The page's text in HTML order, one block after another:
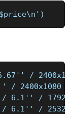
/
/ 2400x1080 /
/ 6.1'' /
/ 6.1'' /